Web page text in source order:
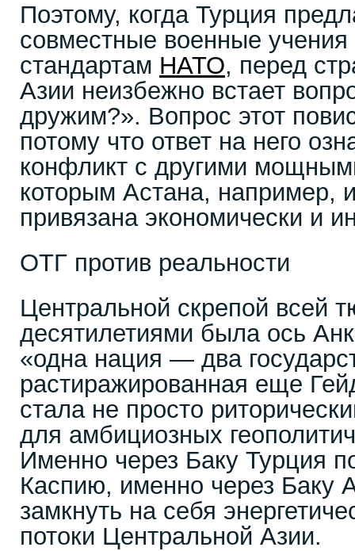
Поэтому, когда Турция
совместные военные учения
стандартам НАТО, перед
Азии неизбежно встает
дружим?». Вопрос этот
потому что ответ на него
конфликт с другими
которым Астана, например,
привязана экономически и
ОТГ против реальности
Центральной скрепой всей
десятилетиями была ось
«одна нация — два
растиражированная еще
стала не просто
для амбициозных
Именно через Баку Турция
Каспию, именно через Баку
замкнуть на себя
потоки Центральной Азии.